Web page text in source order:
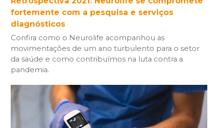
fortemente com a pesquisa e serviços
diagnósticos
Confira como o Neurolife acompanhou as
movimentações de um ano turbulento para o setor
da saúde e como contribuímos na luta contra a
pandemia.